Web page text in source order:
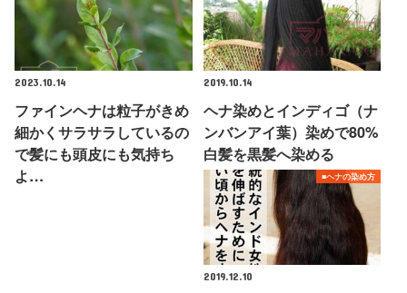
2023.10.14
ファインヘナは粒子がきめ
細かくサラサラしているの
で髪にも頭皮にも気持ち
よ…
2019.10.14
ヘナ染めとインディゴ（ナ
ンバンアイ葉）染めで80%
白髪を黒髪へ染める
■ヘナの染め方
2019.12.10